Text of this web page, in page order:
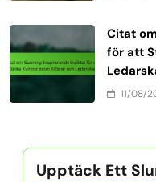
Citat
för att
11/08/
Upptäck Ett